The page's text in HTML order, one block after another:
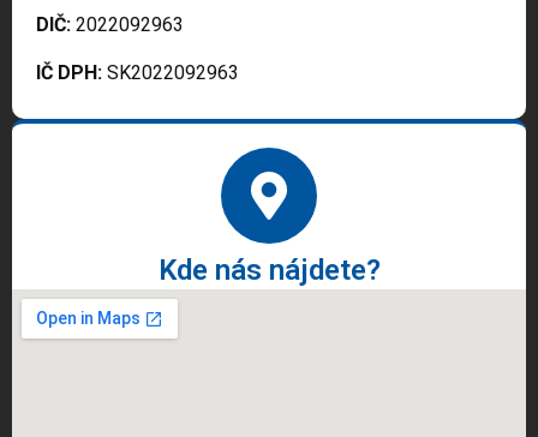
DIČ: 2022092963
IČ DPH: SK2022092963
Kde nás nájdete?